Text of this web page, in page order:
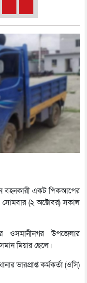
বহনকারী একট পিকআপের
(২ অক্টোবর) সকাল
উপজেলার
মিয়ার ছেলে।
ভারপ্রাপ্ত কর্মকর্তা (ওসি)